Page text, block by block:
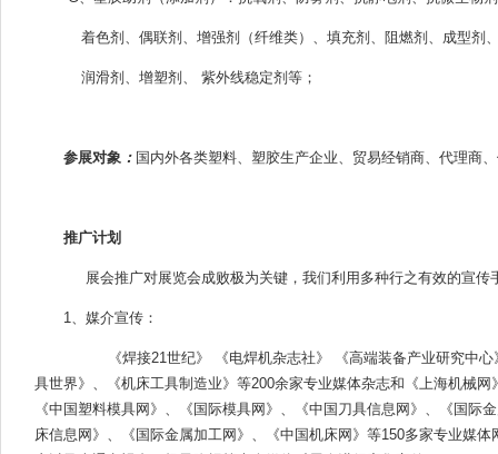
着色剂、偶联剂、增强剂（纤维类）、填充剂、阻燃剂、成型剂
润滑剂、增塑剂、 紫外线稳定剂等；
参展对象 ： 国内外各类塑料、塑胶生产企业、贸易经销商、代理商
推广计划
展会推广对展览会成败极为关键，我们利用多种行之有效的宣传
1、媒介宣传：
《焊接21世纪》 《电焊机杂志社》 《高端装备产业研究中心
具世界》、《机床工具制造业》等200余家专业媒体杂志和《上海机械
《中国塑料模具网》、《国际模具网》、《中国刀具信息网》、《国际
床信息网》、《国际金属加工网》、《中国机床网》等150多家专业媒